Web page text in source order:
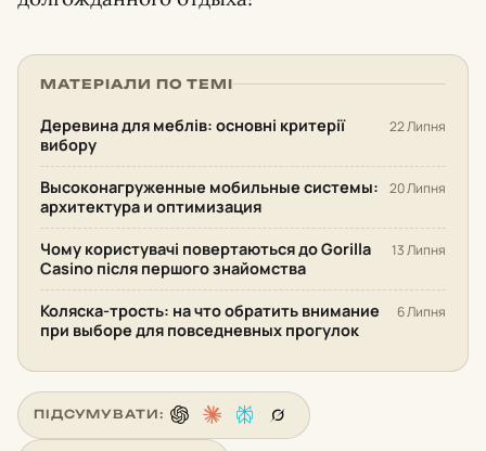
МАТЕРІАЛИ ПО ТЕМІ
Деревина для меблів: основні критерії
вибору
22 Липня
Высоконагруженные мобильные системы:
архитектура и оптимизация
20 Липня
Чому користувачі повертаються до Gorilla
Casino після першого знайомства
13 Липня
Коляска-трость: на что обратить внимание
при выборе для повседневных прогулок
6 Липня
ПІДСУМУВАТИ: